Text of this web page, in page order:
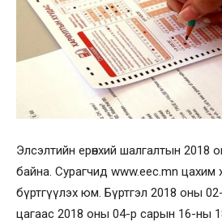
Элсэлтийн ерөнхий шалгалтын 2018
байна. Сурагчид www.eec.mn цахим
бүртгүүлэх юм. Бүртгэл 2018 оны
цагаас 2018 оны 04-р сарын 16-ны